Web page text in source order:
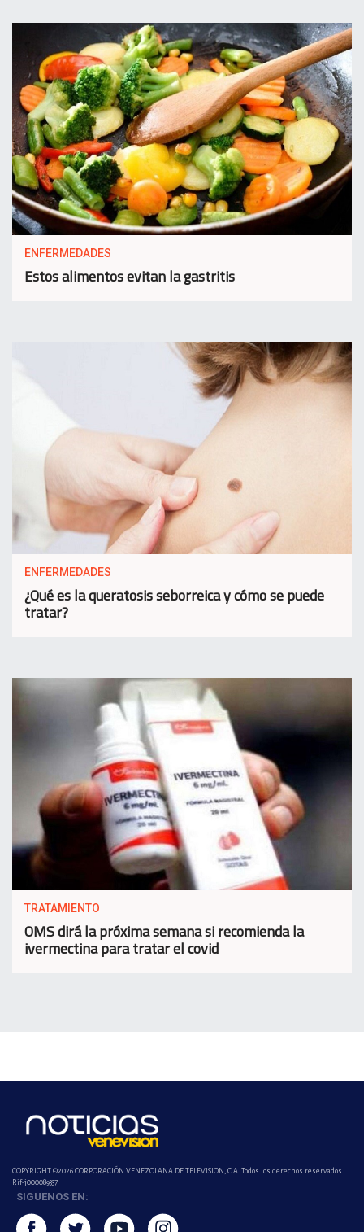
ENFERMEDADES
Estos alimentos evitan la gastritis
ENFERMEDADES
¿Qué es la queratosis seborreica y cómo se puede
tratar?
TRATAMIENTO
OMS dirá la próxima semana si recomienda la
ivermectina para tratar el covid
COPYRIGHT ©2026 CORPORACIÓN VENEZOLANA DE TELEVISION, C.A. Todos los derechos reservados.
Rif-j000089337
SIGUENOS EN: